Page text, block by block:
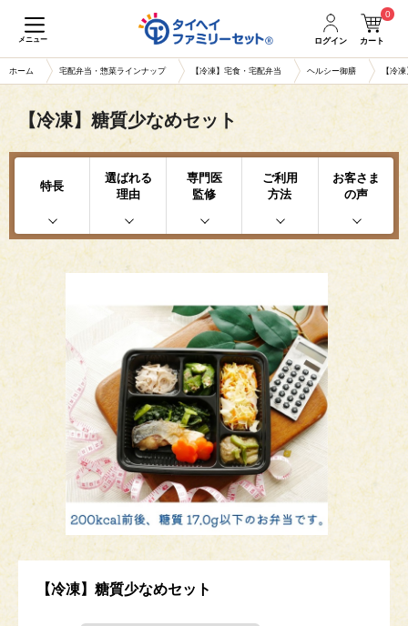
メニュー ログイン カート
0
ホーム 宅配弁当・惣菜ラインナップ 【冷凍】宅食・宅配弁当 ヘルシー御膳 【冷
【冷凍】糖質少なめセット
特長
選ばれる
理由
専門医
監修
ご利用
方法
お客さま
の声
【冷凍】糖質少なめセット